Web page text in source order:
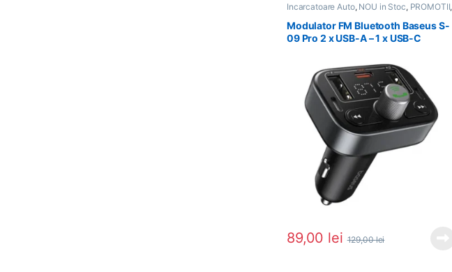
Incarcatoare Auto, NOU in Stoc, PROMOTII,
Suporturi si accesorii
Modulator FM Bluetooth Baseus S-
09 Pro 2 x USB-A – 1 x USB-C
89,00 lei 129,00lei